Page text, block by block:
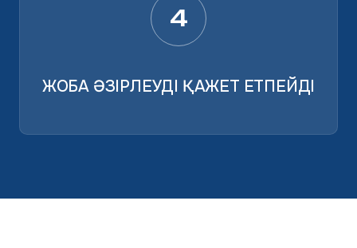
4
ЖОБА ӘЗІРЛЕУДІ ҚАЖЕТ ЕТПЕЙДІ